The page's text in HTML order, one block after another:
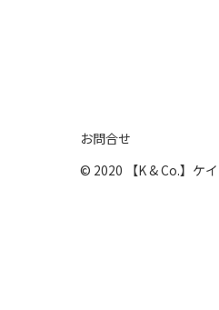
お問合せ
© 2020 【K & Co.】ケ